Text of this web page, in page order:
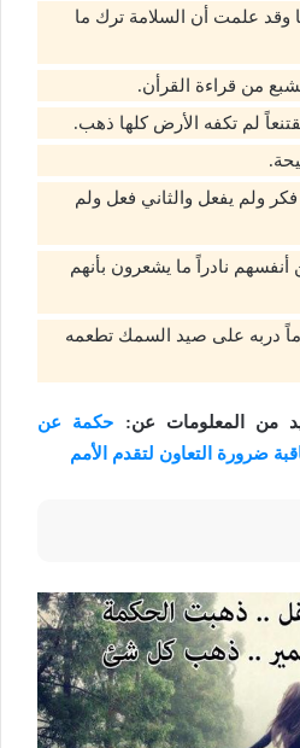
وقد علمت أن السلامة ترك ما
من قراءة القرأن.
لم تكفه الأرض كلها ذهب.
فكر ولم يفعل والثاني فعل ولم
نادراً ما يشعرون بأنهم
دربه على صيد السمك تطعمه
من المعلومات عن: حكمة عن
ضرورة التعاون لتقدم الأمم